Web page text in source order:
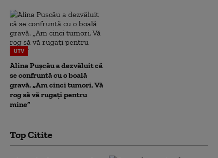
UTV
Alina Pușcău a dezvăluit că
se confruntă cu o boală
gravă. „Am cinci tumori. Vă
rog să vă rugați pentru
mine”
Top Citite